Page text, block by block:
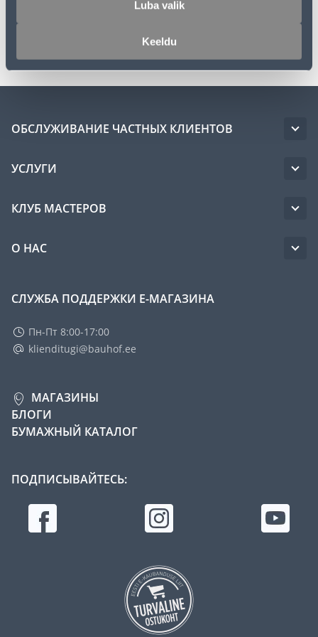
Luba valik
Keeldu
ОБСЛУЖИВАНИЕ ЧАСТНЫХ КЛИЕНТОВ
УСЛУГИ
КЛУБ МАСТЕРОВ
О НАС
СЛУЖБА ПОДДЕРЖКИ Е-МАГАЗИНА
Пн-Пт 8:00-17:00
klienditugi@bauhof.ee
МАГАЗИНЫ
БЛОГИ
БУМАЖНЫЙ КАТАЛОГ
ПОДПИСЫВАЙТЕСЬ: